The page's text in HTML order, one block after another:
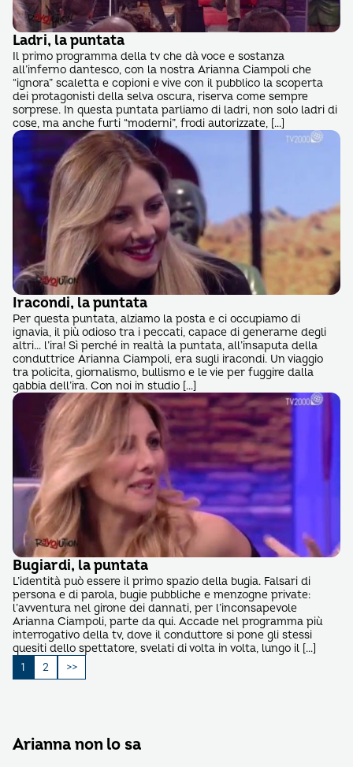
Ladri, la puntata
Il primo programma della tv che dà voce e sostanza
all’inferno dantesco, con la nostra Arianna Ciampoli che
“ignora” scaletta e copioni e vive con il pubblico la scoperta
dei protagonisti della selva oscura, riserva come sempre
sorprese. In questa puntata parliamo di ladri, non solo ladri di
cose, ma anche furti “moderni”, frodi autorizzate, […]
Iracondi, la puntata
Per questa puntata, alziamo la posta e ci occupiamo di
ignavia, il più odioso tra i peccati, capace di generarne degli
altri… l’ira! Sì perché in realtà la puntata, all’insaputa della
conduttrice Arianna Ciampoli, era sugli iracondi. Un viaggio
tra policita, giornalismo, bullismo e le vie per fuggire dalla
gabbia dell’ira. Con noi in studio […]
Bugiardi, la puntata
L’identità può essere il primo spazio della bugia. Falsari di
persona e di parola, bugie pubbliche e menzogne private:
l’avventura nel girone dei dannati, per l’inconsapevole
Arianna Ciampoli, parte da qui. Accade nel programma più
interrogativo della tv, dove il conduttore si pone gli stessi
quesiti dello spettatore, svelati di volta in volta, lungo il […]
Paginazione
degli
1 2
Arianna non lo sa